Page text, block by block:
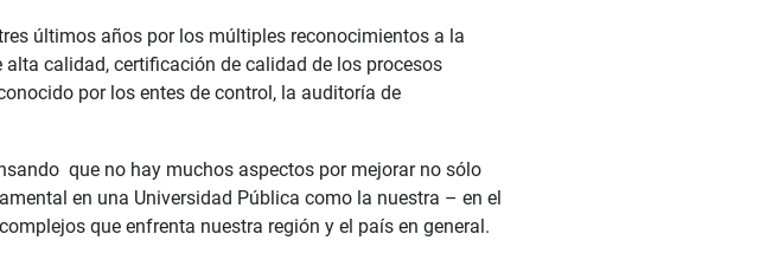
últimos años por los múltiples reconocimientos a la
calidad, certificación de calidad de los procesos
por los entes de control, la auditoría de
que no hay muchos aspectos por mejorar no sólo
en una Universidad Pública como la nuestra – en el
que enfrenta nuestra región y el país en general.